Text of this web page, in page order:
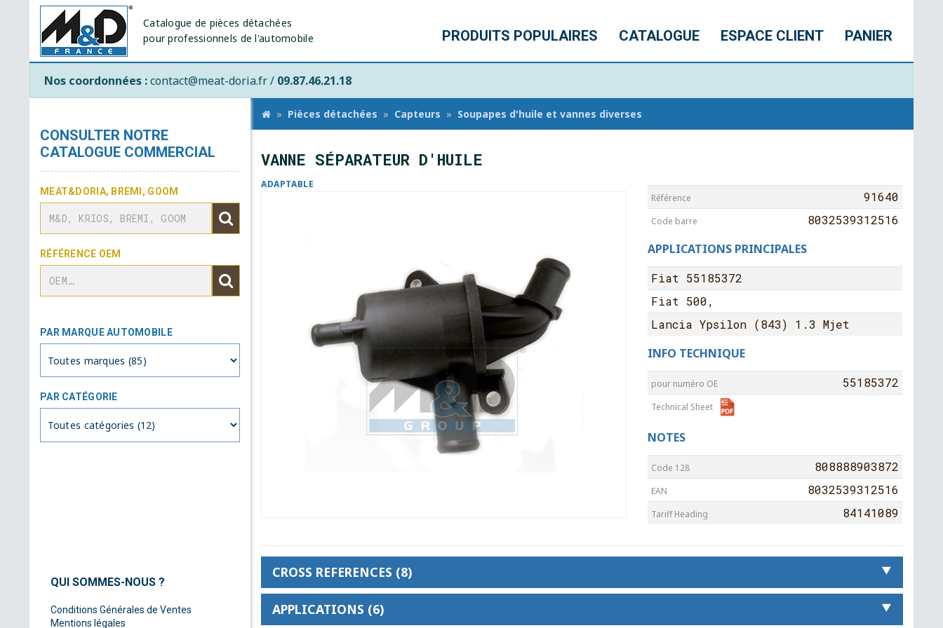
Catalogue de pièces détachées
pour professionnels de l'automobile
PRODUITS POPULAIRES CATALOGUE ESPACE CLIENT PANIER
Nos coordonnées :contact@meat-doria.fr / 09.87.46.21.18
CONSULTER NOTRE
CATALOGUE COMMERCIAL
MEAT&DORIA, BREMI, GOOM
RÉFÉRENCE OEM
PAR MARQUE AUTOMOBILE
PAR CATÉGORIE
QUI SOMMES-NOUS ?
Conditions Générales de Ventes
Mentions légales
Pièces détachées Capteurs Soupapes d'huile et vannes diverses
VANNE SÉPARATEUR D'HUILE
ADAPTABLE
Référence
91640
Code barre 8032539312516
APPLICATIONS PRINCIPALES
Fiat 55185372
Fiat 500,
Lancia Ypsilon (843) 1.3 Mjet
INFO TECHNIQUE
pour numéro OE 55185372
Technical Sheet
NOTES
Code 128 808888903872
EAN 8032539312516
Tariff Heading 84141089
CROSS REFERENCES (8)
APPLICATIONS (6)